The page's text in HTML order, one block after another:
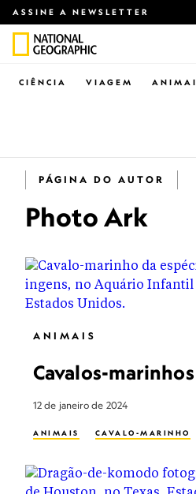
ASSINE A NEWSLETTER
CIÊNCIA VIAGEM
PÁGINA DO AUTOR
Photo Ark
ANIMAIS
Cavalos-marinhos
12 de janeiro de 2024
ANIMAIS CAVALO-MARINHO